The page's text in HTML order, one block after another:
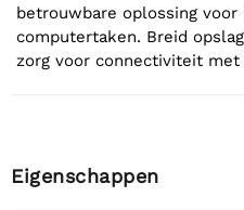
betrouwbare oplossing
computertaken. Breid
zorg voor connectiviteit met
Eigenschappen